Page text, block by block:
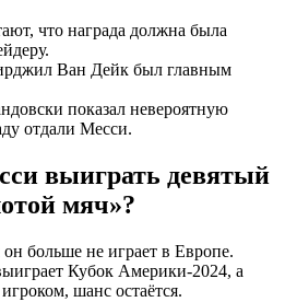
что награда должна была
Ван Дейк был главным
показал невероятную
отдали Месси.
выиграть девятый
мяч»?
он больше не играет в Европе.
Кубок Америки-2024, а
шанс остаётся.